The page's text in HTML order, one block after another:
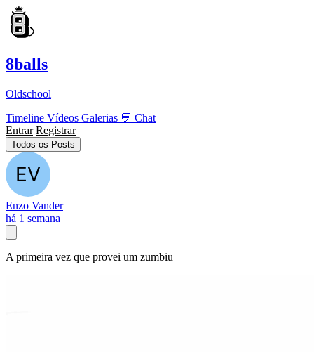
8balls
Oldschool
Timeline Vídeos Galerias 💬 Chat
Entrar Registrar
Todos os Posts
Enzo Vander
há 1 semana
A primeira vez que provei um zumbiu